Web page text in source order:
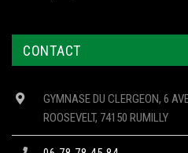
CONTACT
GYMNASE DU CLERGEON, 6
ROOSEVELT, 74150 RUMILLY